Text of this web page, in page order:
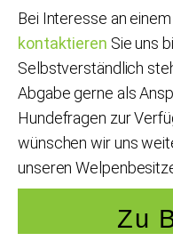
Bei Interesse an
kontaktieren Sie uns
Selbstverständlich
Abgabe gerne als
Hundefragen zur
wünschen wir uns
unseren
Zu